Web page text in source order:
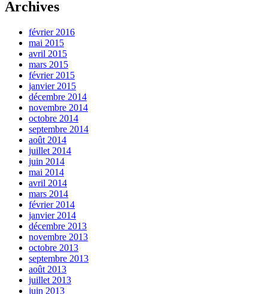
Archives
février 2016
mai 2015
avril 2015
mars 2015
février 2015
janvier 2015
décembre 2014
novembre 2014
octobre 2014
septembre 2014
août 2014
juillet 2014
juin 2014
mai 2014
avril 2014
mars 2014
février 2014
janvier 2014
décembre 2013
novembre 2013
octobre 2013
septembre 2013
août 2013
juillet 2013
juin 2013